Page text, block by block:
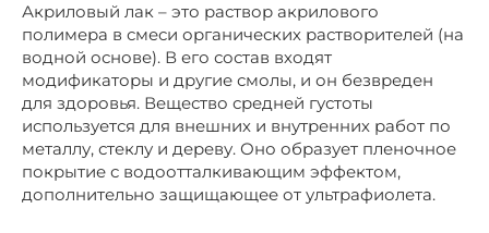
Акриловый лак – это раствор акрилового
полимера в смеси органических растворителей (на
водной основе). В его состав входят
модификаторы и другие смолы, и он безвреден
для здоровья. Вещество средней густоты
используется для внешних и внутренних работ по
металлу, стеклу и дереву. Оно образует пленочное
покрытие с водоотталкивающим эффектом,
дополнительно защищающее от ультрафиолета.